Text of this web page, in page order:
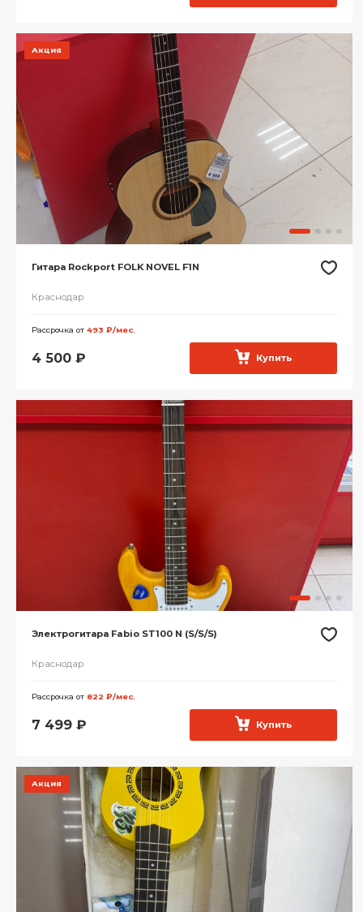
Акция
Гитара Rockport FOLK NOVEL F1N
Краснодар
Рассрочка от 493 ₽/мес.
4 500 ₽ Купить
Электрогитара Fabio ST100 N (S/S/S)
Краснодар
Рассрочка от 822 ₽/мес.
7 499 ₽ Купить
Акция